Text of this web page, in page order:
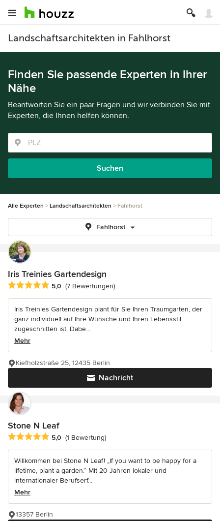
Landschaftsarchitekten in Fahlhorst
Finden Sie passende Experten in Ihrer
Nähe
Beantworten Sie ein paar Fragen und wir verbinden Sie mit
Experten, die Ihnen helfen können.
Suchen
Alle Experten Landschaftsarchitekten Fahlhorst
Fahlhorst
Iris Treinies Gartendesign
Durchschnittliche Bewertung: 5 von 5 Sternen
5,0 (7 Bewertungen)
Iris Treinies Gartendesign plant für Sie Ihren Traumgarten, der
ganz individuell auf Ihre Wünsche und Ihren Lebensstil
zugeschnitten ist. Dabe...
Mehr
Nachricht
Kiefholzstraße 25, 12435 Berlin
Stone N Leaf
Durchschnittliche Bewertung: 5 von 5 Sternen
5,0 (1 Bewertung)
Willkommen bei Stone N Leaf! „If you want to be happy for a
lifetime, plant a garden.“ Mit 20 Jahren lokaler und
internationaler Berufserf...
Mehr
13357 Berlin